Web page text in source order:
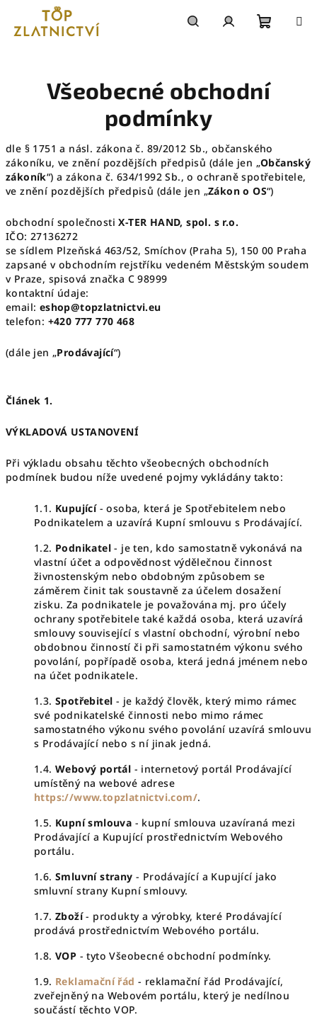
obsah
košík
Všeobecné obchodní
podmínky
dle § 1751 a násl. zákona č. 89/2012 Sb., občanského
zákoníku, ve znění pozdějších předpisů (dále jen „Občanský
zákoník“) a zákona č. 634/1992 Sb., o ochraně spotřebitele,
ve znění pozdějších předpisů (dále jen „Zákon o OS“)
obchodní společnostiX-TER HAND, spol. s r.o.
IČO: 27136272
se sídlem Plzeňská 463/52, Smíchov (Praha 5), 150 00 Praha
zapsané v obchodním rejstříku vedeném Městským soudem
v Praze, spisová značka C 98999
kontaktní údaje:
email: eshop@topzlatnictvi.eu
telefon: +420 777 770 468
(dále jen „Prodávající“)
Článek 1.
VÝKLADOVÁ USTANOVENÍ
Při výkladu obsahu těchto všeobecných obchodních
podmínek budou níže uvedené pojmy vykládány takto:
1.1. Kupující- osoba, která je Spotřebitelem nebo
Podnikatelem a uzavírá Kupní smlouvu s Prodávající.
1.2. Podnikatel - je ten, kdo samostatně vykonává na
vlastní účet a odpovědnost výdělečnou činnost
živnostenským nebo obdobným způsobem se
záměrem činit tak soustavně za účelem dosažení
zisku. Za podnikatele je považována mj. pro účely
ochrany spotřebitele také každá osoba, která uzavírá
smlouvy související s vlastní obchodní, výrobní nebo
obdobnou činností či při samostatném výkonu svého
povolání, popřípadě osoba, která jedná jménem nebo
na účet podnikatele.
1.3. Spotřebitel - je každý člověk, který mimo rámec
své podnikatelské činnosti nebo mimo rámec
samostatného výkonu svého povolání uzavírá smlouvu
s Prodávající nebo s ní jinak jedná.
1.4. Webový portál - internetový portál Prodávající
umístěný na webové adrese
https://www.topzlatnictvi.com/.
1.5. Kupní smlouva - kupní smlouva uzavíraná mezi
Prodávající a Kupující prostřednictvím Webového
portálu.
1.6. Smluvní strany - Prodávající a Kupující jako
smluvní strany Kupní smlouvy.
1.7. Zboží- produkty a výrobky, které Prodávající
prodává prostřednictvím Webového portálu.
1.8. VOP - tyto Všeobecné obchodní podmínky.
1.9. Reklamační řád - reklamační řád Prodávající,
zveřejněný na Webovém portálu, který je nedílnou
součástí těchto VOP.